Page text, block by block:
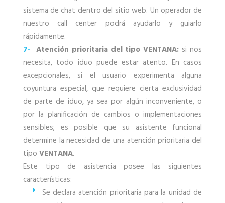
sistema de chat dentro del sitio web. Un operador de
nuestro call center podrá ayudarlo y guiarlo
rápidamente.
7- Atención prioritaria del tipoVENTANA: si nos
necesita, todo iduo puede estar atento. En casos
excepcionales, si el usuario experimenta alguna
coyuntura especial, que requiere cierta exclusividad
de parte de iduo, ya sea por algún inconveniente, o
por la planificación de cambios o implementaciones
sensibles; es posible que su asistente funcional
determine la necesidad de una atención prioritaria del
tipo VENTANA.
Este tipo de asistencia posee las siguientes
características:
Se declara atención prioritaria para la unidad de